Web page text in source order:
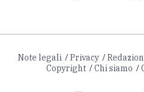
Note legali Privacy
Copyright
Chi siamo